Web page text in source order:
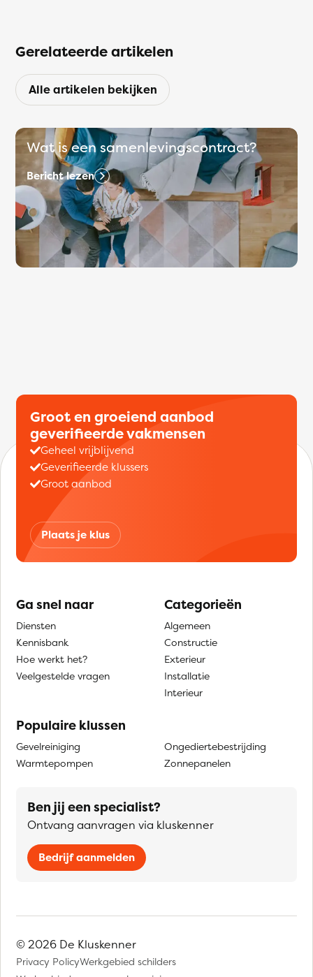
Gerelateerde artikelen
Alle artikelen bekijken
Wat is een samenlevingscontract?
Bericht lezen
Groot en groeiend aanbod
geverifieerde vakmensen
Geheel vrijblijvend
Geverifieerde klussers
Groot aanbod
Plaats je klus
Ga snel naar
Diensten
Kennisbank
Hoe werkt het?
Veelgestelde vragen
Categorieën
Algemeen
Constructie
Exterieur
Installatie
Interieur
Populaire klussen
Gevelreiniging
Warmtepompen
Ongediertebestrijding
Zonnepanelen
Ben jij een specialist?
Ontvang aanvragen via kluskenner
Bedrijf aanmelden
© 2026 De Kluskenner
Privacy PolicyWerkgebied schilders